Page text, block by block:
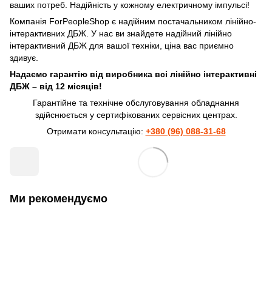
ваших потреб. Надійність у кожному електричному імпульсі!
Компанія ForPeopleShop є надійним постачальником лінійно-
інтерактивних ДБЖ. У нас ви знайдете надійний лінійно
інтерактивний ДБЖ для вашої техніки, ціна вас приємно
здивує.
Надаємо гарантію від виробника всі лінійно інтерактивні
ДБЖ – від 12 місяців!
Гарантійне та технічне обслуговування обладнання
здійснюється у сертифікованих сервісних центрах.
Отримати консультацію: +380 (96) 088-31-68
Ми рекомендуємо